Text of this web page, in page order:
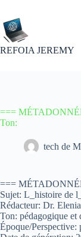
contenu
REFOIA JEREMY
===
Ton:
tech de
===
Sujet: L_histoire de
Rédacteur: Dr.
Ton: pédagogique et
Époque/Perspective: